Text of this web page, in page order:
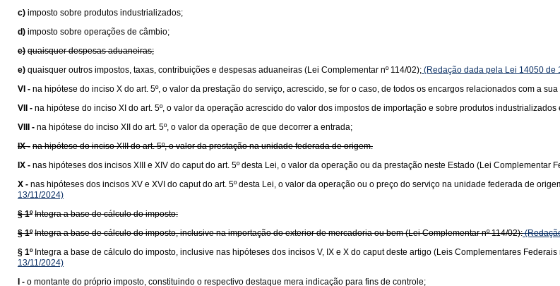
c) imposto sobre produtos industrializados;
d) imposto sobre operações de câmbio;
e) quaisquer despesas aduaneiras;
e) quaisquer outros impostos, taxas, contribuições e despesas aduaneiras (Lei Complementar nº 114/02); (Redação dada pela Lei 14050 de
VI - na hipótese do inciso X do art. 5º, o valor da prestação do serviço, acrescido, se for o caso, de todos os encargos relacionados com a
VII - na hipótese do inciso XI do art. 5º, o valor da operação acrescido do valor dos impostos de importação e sobre produtos
VIII - na hipótese do inciso XII do art. 5º, o valor da operação de que decorrer a entrada;
IX - na hipótese do inciso XIII do art. 5º, o valor da prestação na unidade federada de origem.
IX - nas hipóteses dos incisos XIII e XIV do caput do art. 5º desta Lei, o valor da operação ou da prestação neste Estado (Lei Complementar
X - nas hipóteses dos incisos XV e XVI do caput do art. 5º desta Lei, o valor da operação ou o preço do serviço na unidade federada de
13/11/2024)
§ 1º Integra a base de cálculo do imposto:
§ 1º Integra a base de cálculo do imposto, inclusive na importação do exterior de mercadoria ou bem (Lei Complementar nº 114/02):
§ 1º Integra a base de cálculo do imposto, inclusive nas hipóteses dos incisos V, IX e X do caput deste artigo (Leis Complementares
13/11/2024)
I - o montante do próprio imposto, constituindo o respectivo destaque mera indicação para fins de controle;